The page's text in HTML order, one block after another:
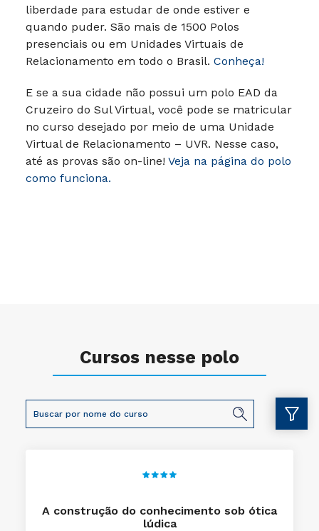
liberdade para estudar de onde estiver e
quando puder. São mais de 1500 Polos
presenciais ou em Unidades Virtuais de
Relacionamento em todo o Brasil. Conheça!
E se a sua cidade não possui um polo EAD da
Cruzeiro do Sul Virtual, você pode se matricular
no curso desejado por meio de uma Unidade
Virtual de Relacionamento – UVR. Nesse caso,
até as provas são on-line! Veja na página do polo
como funciona.
Cursos nesse polo
A construção do conhecimento sob ótica
lúdica